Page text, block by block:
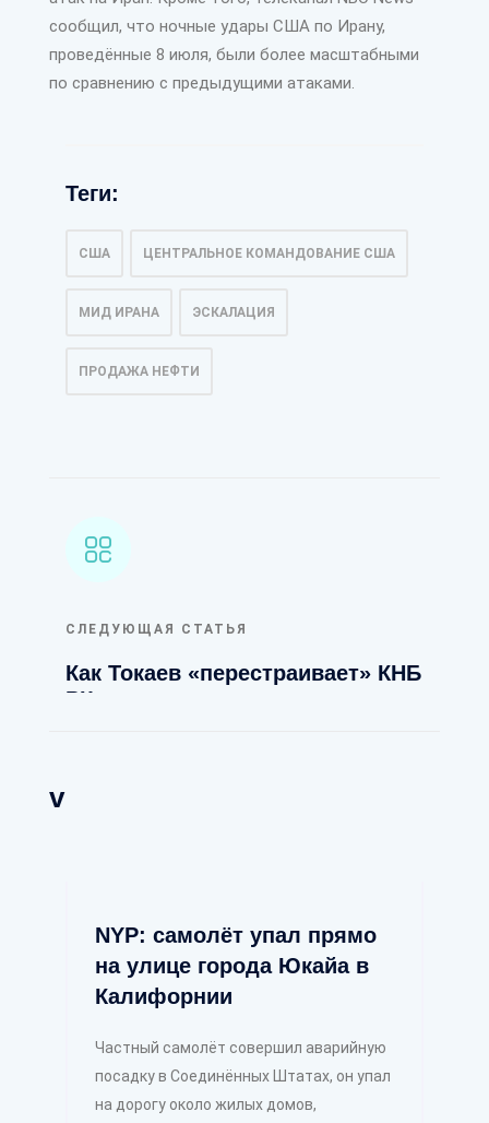
сообщил, что ночные удары США по Ирану,
проведённые 8 июля, были более масштабными
по сравнению с предыдущими атаками.
Теги:
США ЦЕНТРАЛЬНОЕ КОМАНДОВАНИЕ США
МИД ИРАНА ЭСКАЛАЦИЯ
ПРОДАЖА НЕФТИ
СЛЕДУЮЩАЯ СТАТЬЯ
Как Токаев «перестраивает» КНБ
РК
v
NYP: самолёт упал прямо
на улице города Юкайа в
Калифорнии
Частный самолёт совершил аварийную
посадку в Соединённых Штатах, он упал
на дорогу около жилых домов,